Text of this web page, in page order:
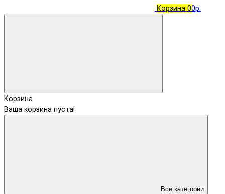
Корзина 00р.
Корзина
Ваша корзина пуста!
Все категории